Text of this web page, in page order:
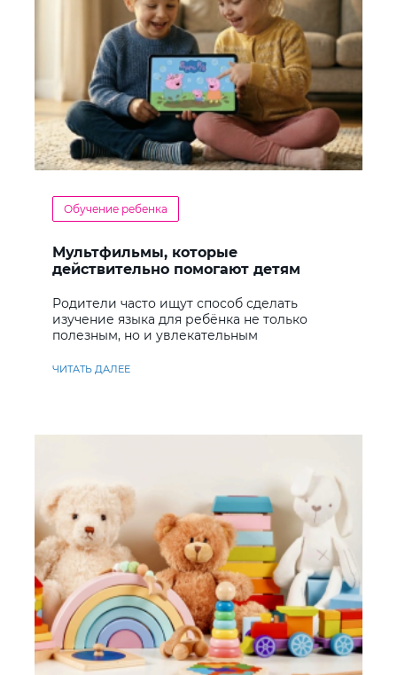
Обучение ребенка
Мультфильмы, которые
действительно помогают детям
Родители часто ищут способ сделать
изучение языка для ребёнка не только
полезным, но и увлекательным
ЧИТАТЬ ДАЛЕЕ